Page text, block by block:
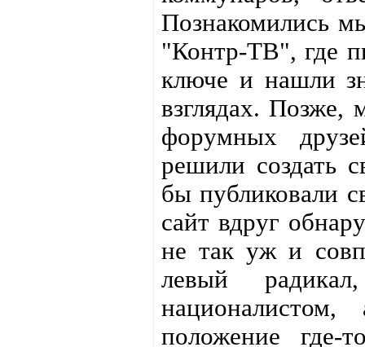
Познакомились
"Контр-ТВ", где
ключе и нашли
взглядах.
форумных
решили создать
бы публиковали
сайт вдруг
не так уж и
левый
положение